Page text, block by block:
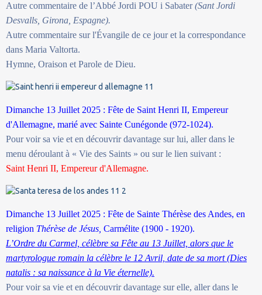
Autre commentaire de l’Abbé Jordi POU i Sabater(Sant Jordi
Desvalls, Girona, Espagne).
Autre commentaire sur l'Évangile de ce jour et la correspondance
dans Maria Valtorta.
Hymne, Oraison et Parole de Dieu.
Dimanche 13 Juillet 2025 : Fête de Saint Henri II, Empereur
d'Allemagne, marié avec Sainte Cunégonde (972-1024).
Pour voir sa vie et en découvrir davantage sur lui, aller dans le
menu déroulant à « Vie des Saints » ou sur le lien suivant :
Saint Henri II, Empereur d'Allemagne.
Dimanche 13 Juillet 2025 : Fête de Sainte Thérèse des Andes, en
religion Thérèse de Jésus, Carmélite (1900 - 1920).
L’Ordre du Carmel, célèbre sa Fête au 13 Juillet, alors que le
martyrologue romain la célèbre le 12 Avril, date de sa mort (Dies
natalis : sa naissance à la Vie éternelle).
Pour voir sa vie et en découvrir davantage sur elle, aller dans le